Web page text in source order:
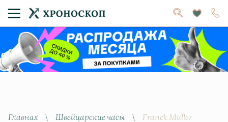
Главная \ Швейцарские часы \ Franck Muller